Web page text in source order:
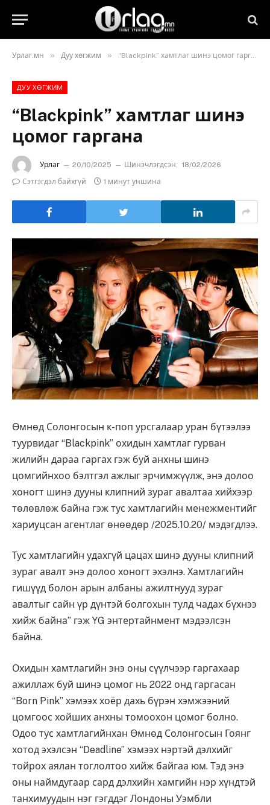
Урлаг.мн » Дуу хөгжим » “Blackpink” хамтлаг шинэ цомог гаргана
ДУУ ХӨГЖИМ
“Blackpink” хамтлаг шинэ
цомог гаргана
Урлаг 20/10/2025 Шинэчлэгдсэн: 18/02/2026
Сэтгэгдэл байхгүй
1 минут уншина
Өмнөд Солонгосын к-поп урсгалаар уран бүтээлээ
туурвидаг “Blackpink” охидын хамтлаг гурван
жилийн дараа гаргах гэж буй анхны шинэ
цомгийнхоо бэлтгэл ажлыг эрчимжүүлж, энэ долоо
хоногт шинэ дууны клипний зураг авалтаа хийхээр
төлөвлөж байна гэж тус хамтлагийн менежментийг
хариуцсан агентлаг өнөөдөр /2025.10.20/ мэдэгдлээ.
Тус хамтлагийн удахгүй цацах шинэ дууны клипний
зураг авалт энэ долоо хоногт эхэлнэ. Хамтлагийн
гишүүд болон арын албаны ажилтнууд зураг
авалтыг сайн үр дүнтэй болгохын тулд чадах бүхнээ
хийж байна” гэж YG энтертайнмент мэдээлсэн
байна.
Охидын хамтлагийн энэ оны сүүлчээр гаргахаар
ажиллаж буй шинэ цомог нь 2022 онд гаргасан
“Born Pink” хэмээх хоёр дахь бүрэн хэмжээний
цомгоос хойших анхны томоохон цомог болно.
Одоо тус хамтлагийнхан Өмнөд Солонгосын Гоянг
хотод эхэлсэн “Deadline” хэмээх нэртэй дэлхийг
тойрох аялан тоглолтоо хийж байгаа юм. Тэд энэ
оны наймдугаар сард дэлхийн хамгийн нэр хүндтэй
танхимуудын нэг гэгддэг Лондоны Уэмбли